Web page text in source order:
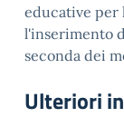
educative per
l'inserimento
seconda dei
Ulteriori